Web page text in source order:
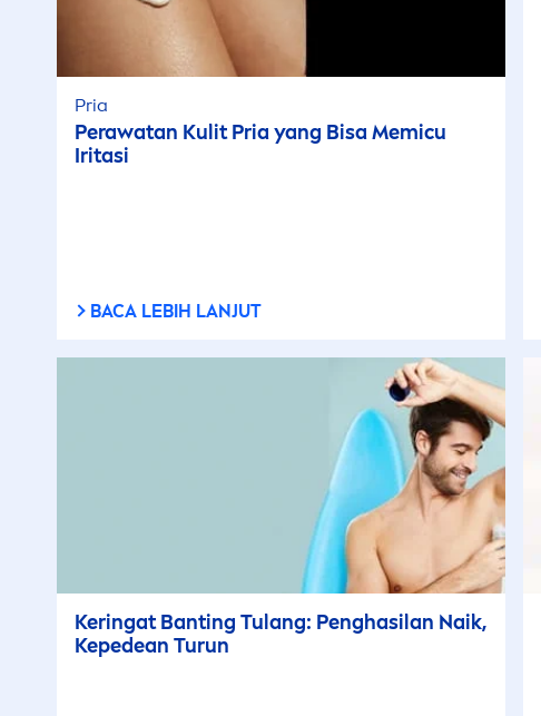
Pria
Perawatan Kulit Pria yang Bisa Memicu
Iritasi
BACA LEBIH LANJUT
Keringat Banting Tulang: Penghasilan Naik,
Kepedean Turun